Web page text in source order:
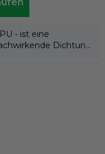
- ist eine
Dichtung